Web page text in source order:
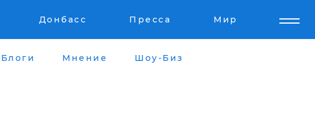
Донбасс Пресса Мир
Блоги Мнение Шоу-Биз